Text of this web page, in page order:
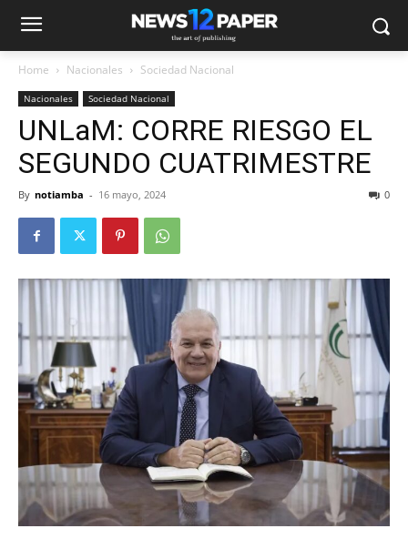
Home Nacionales Sociedad Nacional
Nacionales Sociedad Nacional
UNLaM: CORRE RIESGO EL
SEGUNDO CUATRIMESTRE
By notiamba - 16 mayo, 2024 0